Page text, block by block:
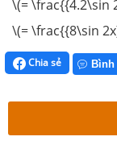
\(= \frac{{4.2\sin
\(= \frac{{8\sin
Chia sẻ Bình